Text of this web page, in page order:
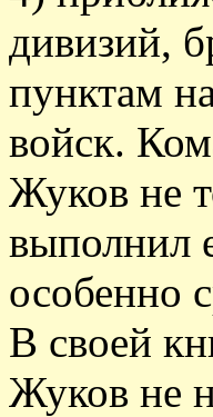
дивизий,
пунктам
войск.
Жуков не
выполнил
особенно
В своей
Жуков не